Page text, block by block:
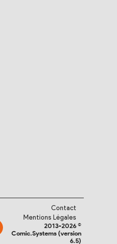
Contact
Mentions Légales
2013-2026 ©
Comic.Systems (version
6.5)